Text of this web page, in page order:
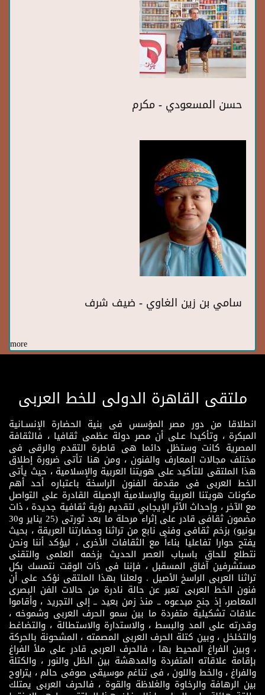
حسن المسعودي - مكرم
سامي بن زين الغاوي - ضيف شرف
more
ملتقى القاهرة الدولى للخط العربى
انطلاقا من دور مصر المؤسس فى بنية الحضارة الإنسـانية
المبكرة ، وتأكيدا عـلى أن مصر دولة عظمى ثقافيا ، فالثقافة
المصرية كانت وستظل دائما هى قاطرة التقدم والرقى فى
مختلف مجالات المعارف والفنون ، ومن هنا تأتى ضرورة إطلاق
هذا الملتقى للتأكيد على هويتنا العربية والإسلامية ، حيث يأتى
الخط العربى فى مقدمة الفنون الراسخة باعتباره أحد أهم
مكونات هويتنا العربية والإسلامية الإصيلة القادرة على التواصل
مع الآخر ، وإحداث الأثر الإيجابي لتقديم رؤية ثقافية جديدة ، ذات
مضمون ثقافى قادر على إثراء مرحلة ما بعد ثورتى (25 يناير و30
يونيو) بزخم ثقافى وفنى نابع من تراثنا وحضارتنا العريقة ، بحيث
يفتح حوارا تفاعليا بناءاً مع الثقافات الأخرى ، ليؤكد أننا ونحن
نتطلع للحاق باسباب العصر الحديث بزخمه العلمى والتقنى
مستشرفين آفاق المسقبل ، فإننا فى ذات الوقت نتمسك بكل
تراثنا العربى الراسخ الأصيل . ولعلنا بهذا الملتقى نؤكد على أن
فنون الخط العربى تعبر عن حالة نادرة من حالات الفن البصرى
المعاصر، إذ جنح مبدعوه ــ منذ زمن بعيد ــ إلى التجريد ، وأقاموا
علاقات تشكيلية متفردة ما بين سمو الحرف العربى وشموخه ،
وقدرته على المد والبسط ، والاستدارة والاستطالة ، والتضاغط
والتخلخل ، وبين كتلة الحرف العربى المصمته ، المشحونة بالحركة
، وبين الفراغ المحيط بها ، فالحرف العربى قادر على ملأ الفراغ
بإقامة علاقاته المتفردة والمدهشة بين الظل والنور ، والكتلة
والفراغ ، والخط واللون ، فى تناغم موسيقى صوفى حالم ، يتراوح
بين الرهافة والرخاوة والغلاظة والقوة ، فالحرف العربى يمتلك